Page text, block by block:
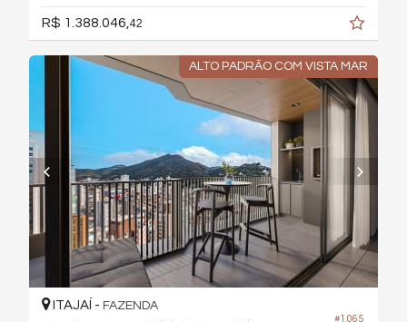
R$ 1.388.046, 42
ALTO PADRÃO COM VISTA MAR
#1.065
ITAJAÍ - FAZENDA